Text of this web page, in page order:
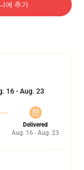
에 추가
16 - Aug. 23
Delivered
Aug. 16 - Aug. 23